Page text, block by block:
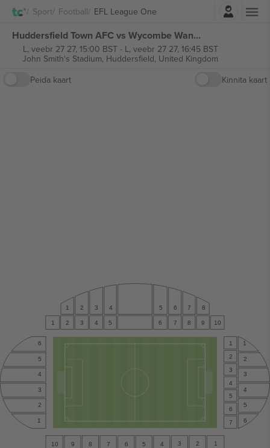
Sport Football EFL League OneLogi sisse
Huddersfield Town AFC vs Wycombe Wanderers FC EFL League One piletid
L, veebr 27 27, 15:00 BST- L, veebr 27 27, 16:45 BST
John Smith's Stadium, Huddersfield, United Kingdom
Peida kaart
Kinnita kaart
1 2 3 4 5 6 7 8 9 10
1
2
3
4
5
6
7
8
9
10
1
2
3
4
5
6
1
2
3
4
5
6
7
1
2
3
4
5
6
1 2 3 4 5 6 7 8